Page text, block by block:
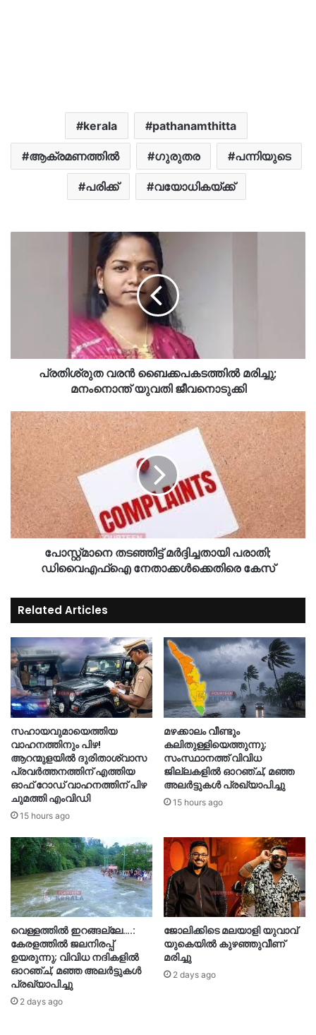
kerala pathanamthitta
ആക്രമണത്തിൽ ​ഗുരുതര പന്നിയുടെ
പരിക്ക് വയോധികയ്ക്ക്
പ്രതിശ്രുത വരൻ ബൈക്കപകടത്തിൽ മരിച്ചു;
മനംനൊന്ത് യുവതി ജീവനൊടുക്കി
പോസ്റ്റ്മാനെ തടഞ്ഞിട്ട് മർദ്ദിച്ചതായി പരാതി;
ഡിവൈഎഫ്ഐ നേതാക്കൾക്കെതിരെ കേസ്
Related Articles
സഹായവുമായെത്തിയ
വാഹനത്തിനും പിഴ!
ആറന്മുളയില്‍ ദുരിതാശ്വാസ
പ്രവര്‍ത്തനത്തിന് എത്തിയ
ഓഫ് റോഡ് വാഹനത്തിന് പിഴ
ചുമത്തി എംവിഡി
15 hours ago
മഴക്കാലം വീണ്ടും
കലിതുള്ളിയെത്തുന്നു;
സംസ്ഥാനത്ത് വിവിധ
ജില്ലകളിൽ ഓറഞ്ച്, മഞ്ഞ
അലർട്ടുകൾ പ്രഖ്യാപിച്ചു
15 hours ago
വെള്ളത്തിൽ ഇറങ്ങല്ലേ….:
കേരളത്തിൽ ജലനിരപ്പ്
ഉയരുന്നു; വിവിധ നദികളിൽ
ഓറഞ്ച്, മഞ്ഞ അലർട്ടുകൾ
പ്രഖ്യാപിച്ചു
2 days ago
ജോലിക്കിടെ മലയാളി യുവാവ്
യുകെയിൽ കുഴഞ്ഞുവീണ്
മരിച്ചു
2 days ago